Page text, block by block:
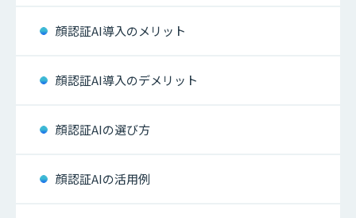
顔認証AI導入のメリット
顔認証AI導入のデメリット
顔認証AIの選び方
顔認証AIの活用例